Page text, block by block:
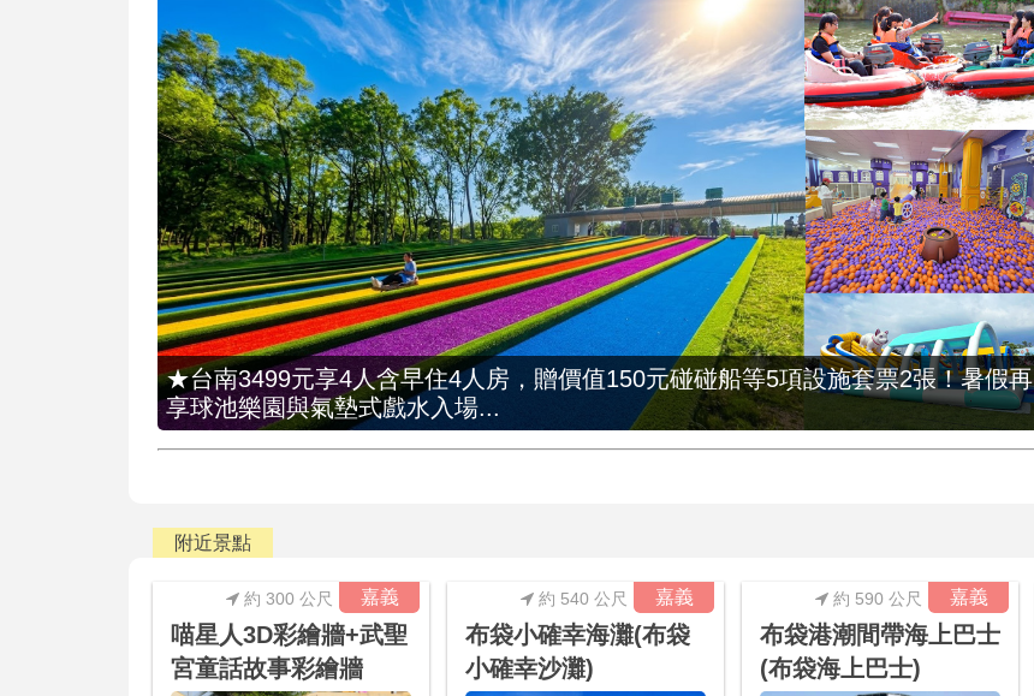
★台南3499元享4人含早住4人房，贈價值150元碰碰船等5項設施套票2張！暑假再
享球池樂園與氣墊式戲水入場...
附近景點
嘉義
約 300 公尺
喵星人3D彩繪牆+武聖
宮童話故事彩繪牆
嘉義
約 540 公尺
布袋小確幸海灘(布袋
小確幸沙灘)
嘉義
約 590 公尺
布袋港潮間帶海上巴士
(布袋海上巴士)